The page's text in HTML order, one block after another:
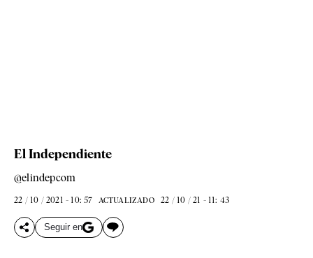
El Independiente
@elindepcom
22 / 10 / 2021 - 10: 57 ACTUALIZADO 22 / 10 / 21 - 11: 43
Seguir en